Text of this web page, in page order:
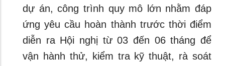
dự án, công trình quy mô lớn nhằm đáp
ứng yêu cầu hoàn thành trước thời điểm
diễn ra Hội nghị từ 03 đến 06 tháng để
vận hành thử, kiểm tra kỹ thuật, rà soát